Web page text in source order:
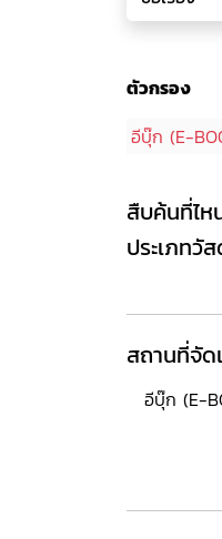
ตัวกรอง
อีบุ๊ก (E-
สืบค้นที่ไห
ประเภทวั
สถานที่จัด
อีบุ๊ก (E-